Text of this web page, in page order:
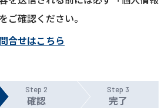
ご確認ください。
合せはこちら
Step 2
確認
Step 3
完了